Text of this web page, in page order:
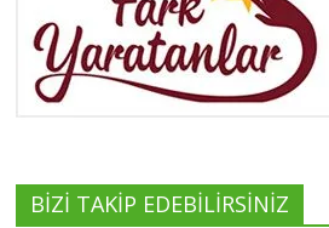
Yeşilist
Tüm yazıları görüntüle
BİZİ TAKİP EDEBİLİRSİNİZ